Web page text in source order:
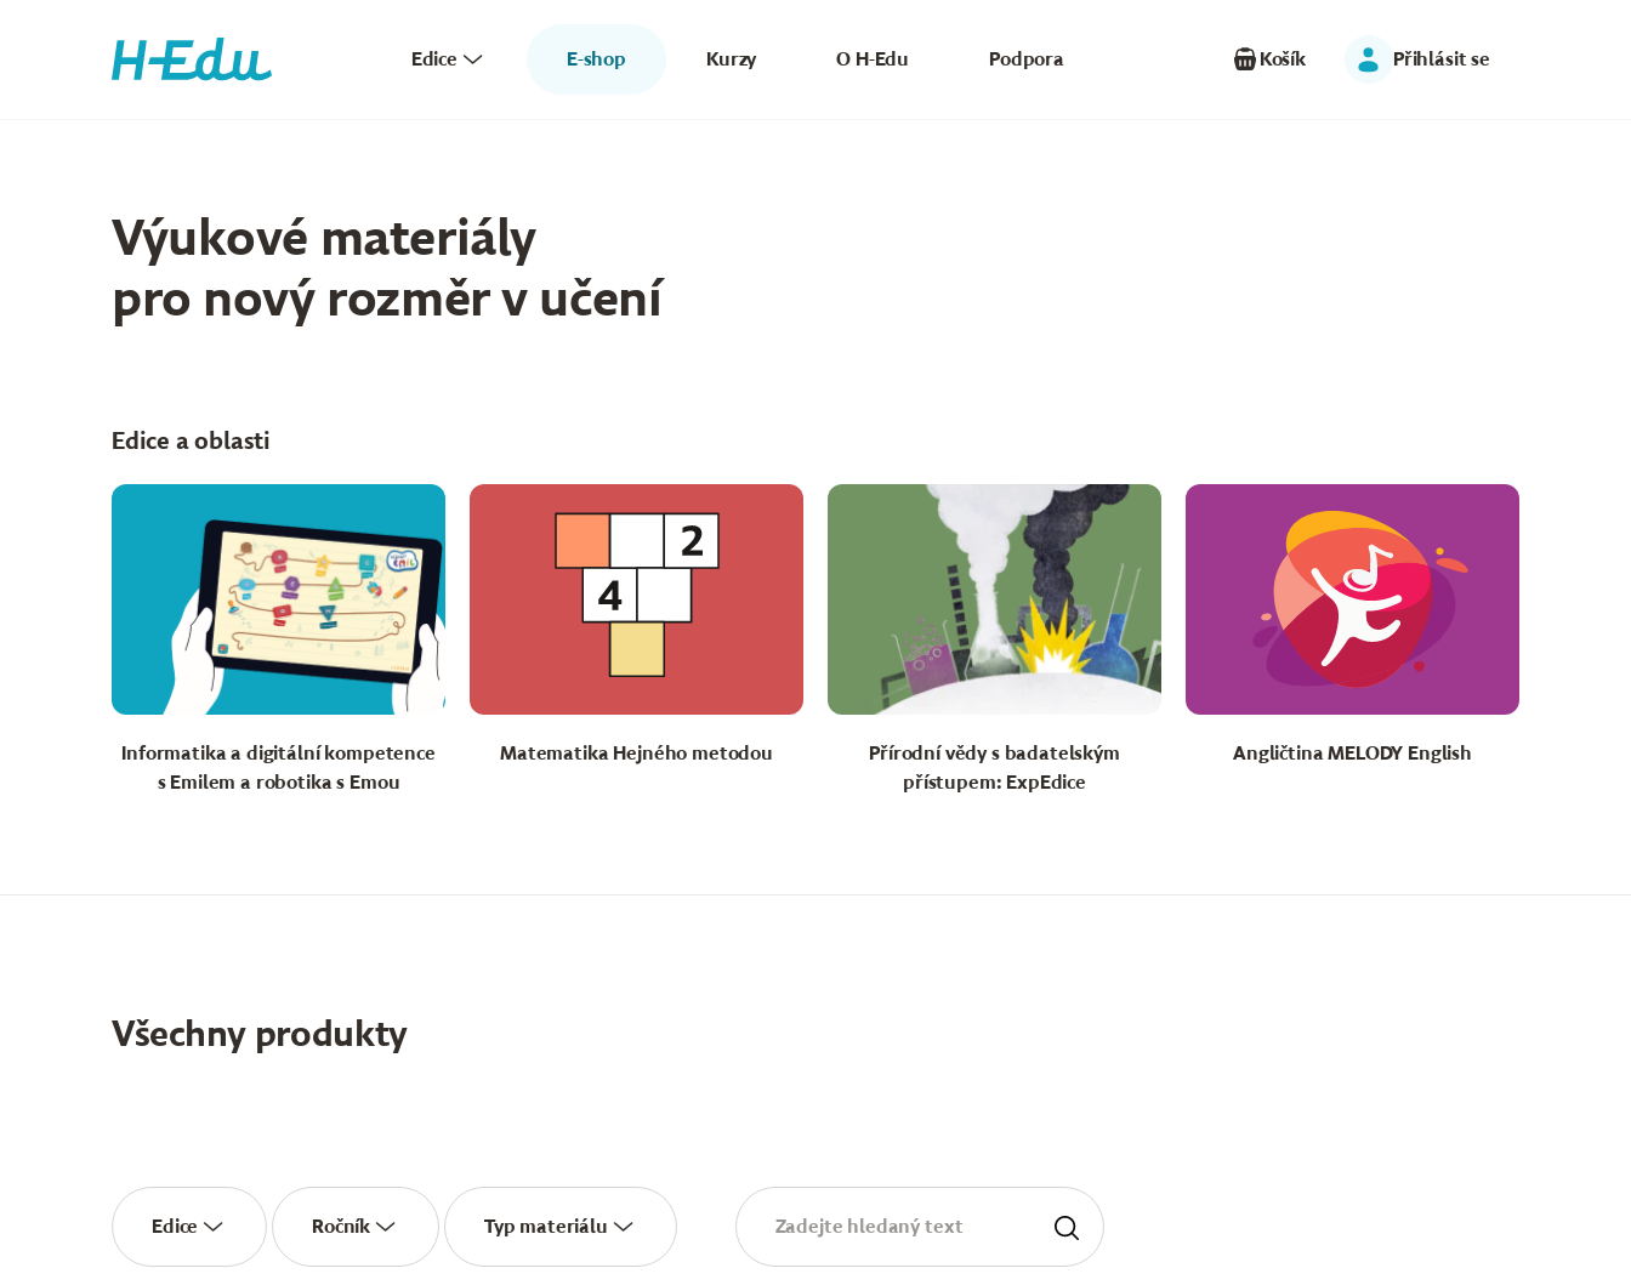
Edice E-shop Kurzy O H-Edu Podpora Košík Přihlásit se
Výukové materiály
pro nový rozměr v učení
Edice a oblasti
Informatika a digitální kompetence
s Emilem a robotika s Emou
Matematika Hejného metodou
Přírodní vědy s badatelským
přístupem: ExpEdice
Angličtina MELODY English
Všechny produkty
Edice Ročník Typ materiálu